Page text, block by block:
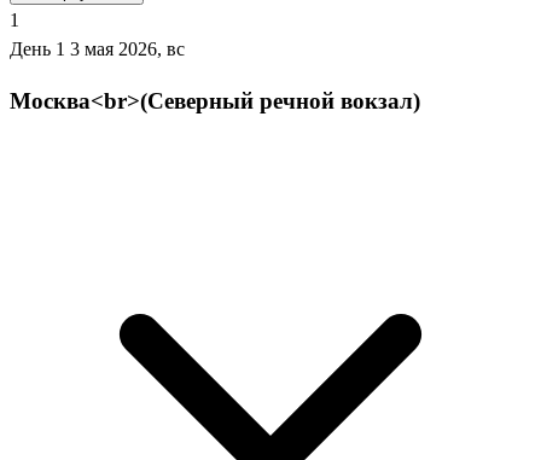
1
День 1 3 мая 2026, вс
Москва<br>(Северный речной вокзал)